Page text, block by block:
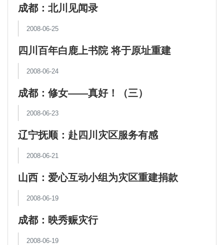
成都：北川见闻录
2008-06-25
四川百年白鹿上书院 将于原址重建
2008-06-24
成都：修女——真好！（三）
2008-06-23
辽宁抚顺：赴四川灾区服务有感
2008-06-21
山西：爱心互动小组为灾区重建捐款
105387.5元
2008-06-19
成都：映秀赈灾行
2008-06-19